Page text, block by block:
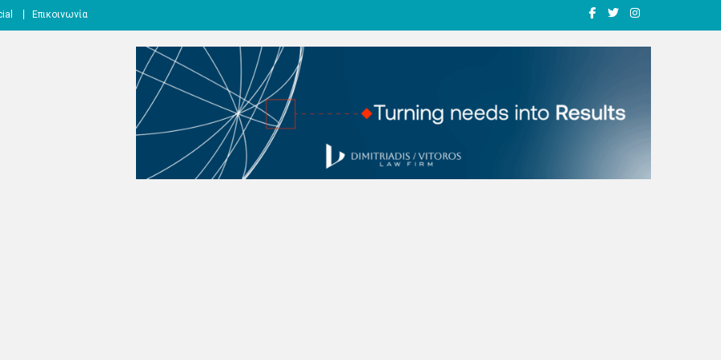
Επικοινωνία